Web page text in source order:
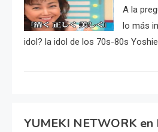
A la
lo más
idol? la idol de los 70s-80s
YUMEKI NETWORK en